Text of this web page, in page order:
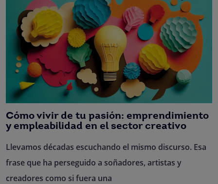
Cómo vivir de tu pasión: emprendimiento
y empleabilidad en el sector creativo
Llevamos décadas escuchando el mismo discurso. Esa
frase que ha perseguido a soñadores, artistas y
creadores como si fuera una